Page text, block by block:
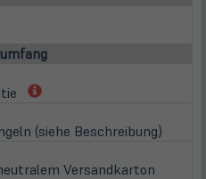
(öffnet
neuem
(siehe Beschreibung)
Versandkarton